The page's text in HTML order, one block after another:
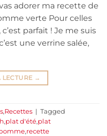
adorer ma recette de
verte Pour celles
parfait ! Je me suis
une verrine salée,
→
,Recettes | Tagged
,plat d'été,plat
,recette